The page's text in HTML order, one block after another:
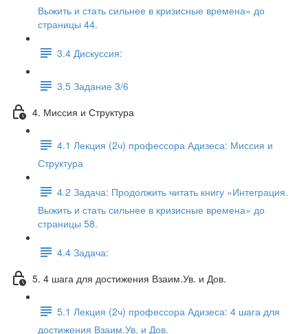
Выжить и стать сильнее в кризисные времена» до
страницы 44.
3.4 Дискуссия:
3.5 Задание 3/6
4. Миссия и Структура
4.1 Лекция (2ч) профессора Адизеса: Миссия и
Структура
4.2 Задача: Продолжить читать книгу «Интеграция.
Выжить и стать сильнее в кризисные времена» до
страницы 58.
4.4 Задача:
5. 4 шага для достижения Взаим.Ув. и Дов.
5.1 Лекция (2ч) профессора Адизеса: 4 шага для
достижения Взаим.Ув. и Дов.